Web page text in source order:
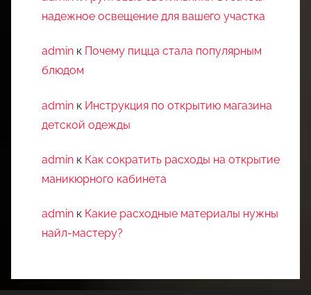
надежное освещение для вашего участка
admin к Почему пицца стала популярным
блюдом
admin к Инструкция по открытию магазина
детской одежды
admin к Как сократить расходы на открытие
маникюрного кабинета
admin к Какие расходные материалы нужны
найл-мастеру?